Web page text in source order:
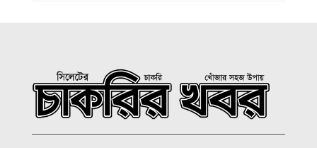
সিলেটে ১৪ মাস পর আবারও
করোনা শনাক্ত